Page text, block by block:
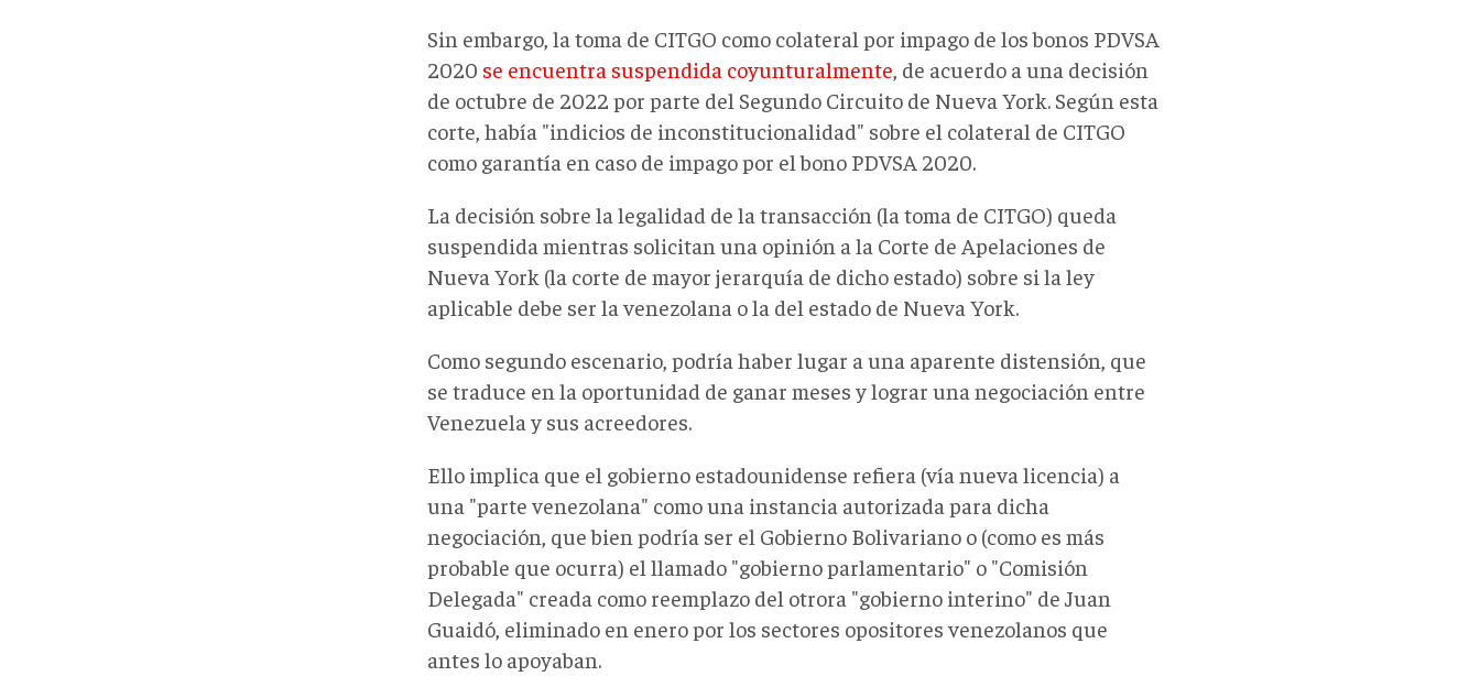
Sin embargo, la toma de CITGO como colateral por impago de los bonos PDVSA
2020 se encuentra suspendida coyunturalmente, de acuerdo a una decisión
de octubre de 2022 por parte del Segundo Circuito de Nueva York. Según esta
corte, había "indicios de inconstitucionalidad" sobre el colateral de CITGO
como garantía en caso de impago por el bono PDVSA 2020.
La decisión sobre la legalidad de la transacción (la toma de CITGO) queda
suspendida mientras solicitan una opinión a la Corte de Apelaciones de
Nueva York (la corte de mayor jerarquía de dicho estado) sobre si la ley
aplicable debe ser la venezolana o la del estado de Nueva York.
Como segundo escenario, podría haber lugar a una aparente distensión, que
se traduce en la oportunidad de ganar meses y lograr una negociación entre
Venezuela y sus acreedores.
Ello implica que el gobierno estadounidense refiera (vía nueva licencia) a
una "parte venezolana" como una instancia autorizada para dicha
negociación, que bien podría ser el Gobierno Bolivariano o (como es más
probable que ocurra) el llamado "gobierno parlamentario" o "Comisión
Delegada" creada como reemplazo del otrora "gobierno interino" de Juan
Guaidó, eliminado en enero por los sectores opositores venezolanos que
antes lo apoyaban.